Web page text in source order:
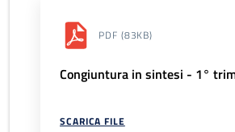
PDF (83KB)
Congiuntura in sintesi - 1°
SCARICA FILE